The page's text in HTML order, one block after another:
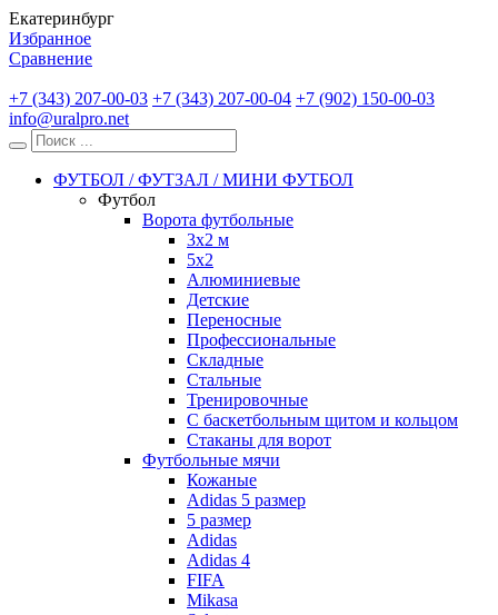
Екатеринбург
Избранное
Сравнение
+7 (343) 207-00-03 +7 (343) 207-00-04 +7 (902) 150-00-03
info@uralpro.net
ФУТБОЛ / ФУТЗАЛ / МИНИ ФУТБОЛ
Футбол
Ворота футбольные
3х2 м
5х2
Алюминиевые
Детские
Переносные
Профессиональные
Складные
Стальные
Тренировочные
С баскетбольным щитом и кольцом
Стаканы для ворот
Футбольные мячи
Кожаные
Adidas 5 размер
5 размер
Adidas
Adidas 4
FIFA
Mikasa